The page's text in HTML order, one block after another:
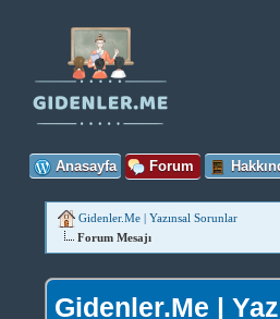
Anasayfa Forum
Gidenler.Me | Yazınsal Sorunlar
Forum Mesajı
Gidenler.Me |